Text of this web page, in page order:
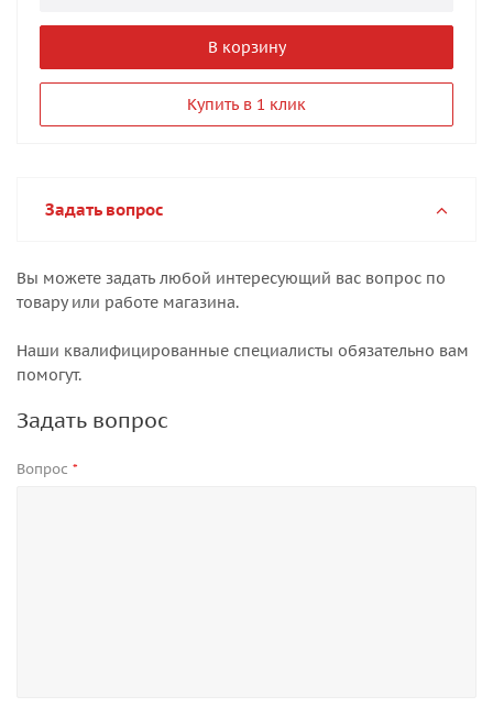
В корзину
Купить в 1 клик
Задать вопрос
Вы можете задать любой интересующий вас вопрос по
товару или работе магазина.
Наши квалифицированные специалисты обязательно вам
помогут.
Задать вопрос
Вопрос *